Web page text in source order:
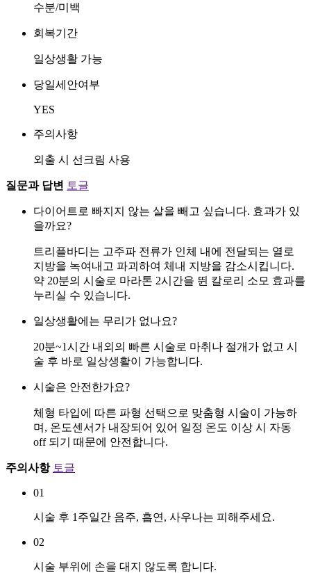
수분/미백
회복기간
일상생활 가능
당일세안여부
YES
주의사항
외출 시 선크림 사용
질문과 답변 토글
다이어트로 빠지지 않는 살을 빼고 싶습니다. 효과가 있
을까요?
트리플바디는 고주파 전류가 인체 내에 전달되는 열로
지방을 녹여내고 파괴하여 체내 지방을 감소시킵니다.
약 20분의 시술로 마라톤 2시간을 뛴 칼로리 소모 효과를
누리실 수 있습니다.
일상생활에는 무리가 없나요?
20분~1시간 내외의 빠른 시술로 마취나 절개가 없고 시
술 후 바로 일상생활이 가능합니다.
시술은 안전한가요?
체형 타입에 따른 파형 선택으로 맞춤형 시술이 가능하
며, 온도센서가 내장되어 있어 일정 온도 이상 시 자동
off 되기 때문에 안전합니다.
주의사항 토글
01
시술 후 1주일간 음주, 흡연, 사우나는 피해주세요.
02
시술 부위에 손을 대지 않도록 합니다.